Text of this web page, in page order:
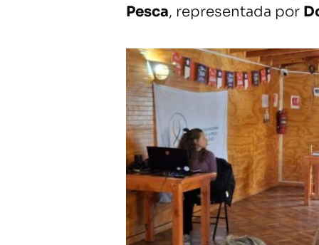
Pesca, representada por